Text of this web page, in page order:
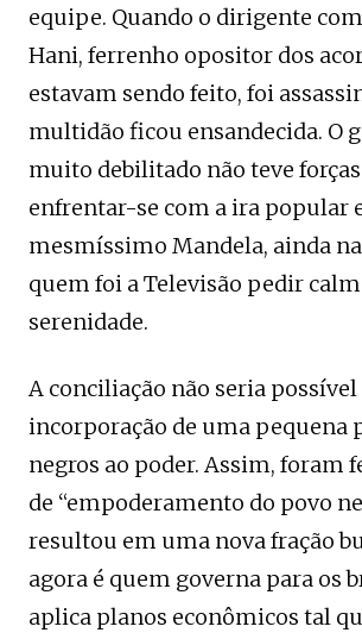
equipe. Quando o dirigente
Hani, ferrenho opositor dos
estavam sendo feito, foi
multidão ficou ensandecida. O
muito debilitado não teve
enfrentar-se com a ira popular
mesmíssimo Mandela, ainda
quem foi a Televisão pedir
serenidade.
A conciliação não seria possível
incorporação de uma pequena
negros ao poder. Assim, foram
de “empoderamento do povo
resultou em uma nova fração
agora é quem governa para os
aplica planos econômicos tal